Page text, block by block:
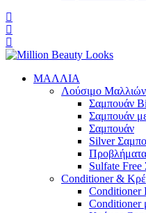
ΜΑΛΛΙΑ
Λούσιμο Μαλλιών
Σαμπουάν
Σαμπουάν
Σαμπουάν
Silver
Sulfate
Conditioner &
Conditioner